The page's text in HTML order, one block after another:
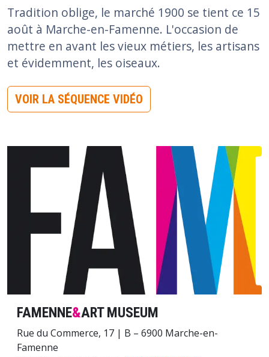
Tradition oblige, le marché 1900 se tient ce 15
août à Marche-en-Famenne. L'occasion de
mettre en avant les vieux métiers, les artisans
et évidemment, les oiseaux.
VOIR LA SÉQUENCE VIDÉO
FAMENNE&ART MUSEUM
Rue du Commerce, 17 | B – 6900 Marche-en-
Famenne